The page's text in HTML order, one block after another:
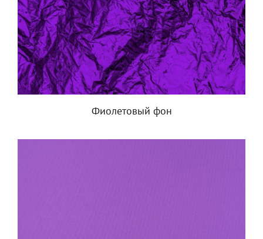
Фиолетовый фон